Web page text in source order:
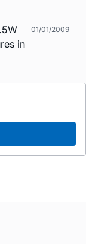
in
01/01/2009